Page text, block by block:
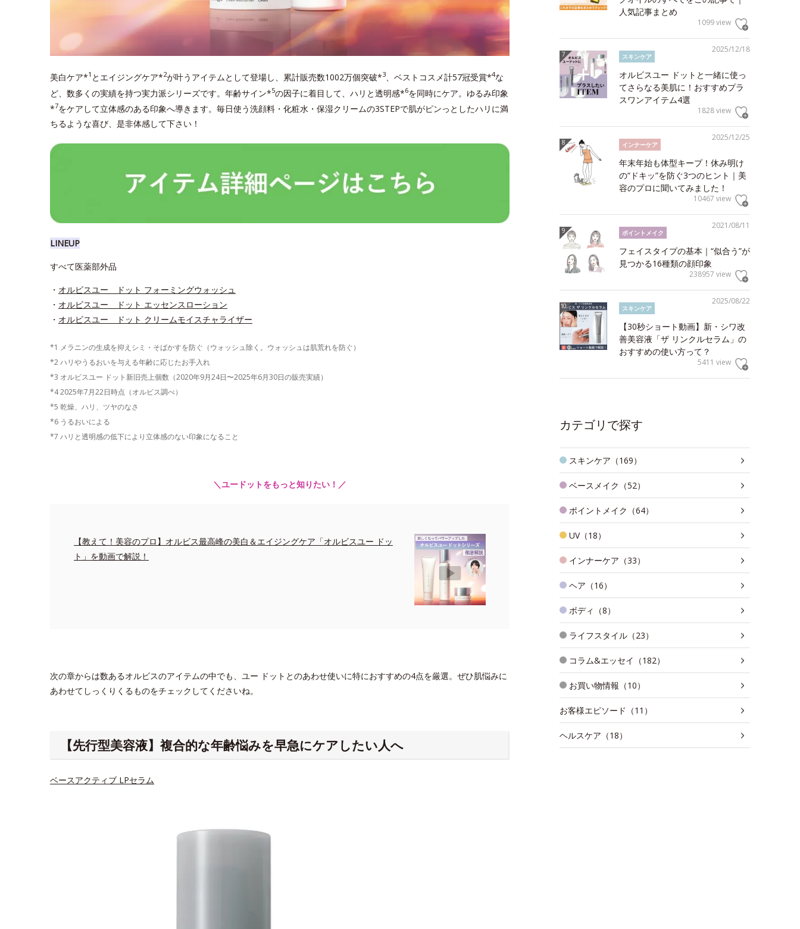
美白ケア*1 とエイジングケア*2が叶うアイテムとして登場し、累計販売数1002万個突破*3 、ベストコスメ計57冠受賞*4な
ど、数多くの実績を持つ実力派シリーズです。年齢サイン*5の因子に着目して、ハリと透明感*6を同時にケア。ゆるみ印象
*7をケアして立体感のある印象へ導きます。毎日使う洗顔料・化粧水・保湿クリームの3STEPで肌がピンっとしたハリに満
ちるような喜び、是非体感して下さい！
LINEUP
すべて医薬部外品
・ オルビスユー ドット フォーミングウォッシュ
・ オルビスユー ドット エッセンスローション
・ オルビスユー ドット クリームモイスチャライザー
*1 メラニンの生成を抑えシミ・そばかすを防ぐ（ウォッシュ除く。ウォッシュは肌荒れを防ぐ）
*2 ハリやうるおいを与える年齢に応じたお手入れ
*3 オルビスユー ドット新旧売上個数（2020年9月24日〜2025年6月30日の販売実績）
*4 2025年7月22日時点（オルビス調べ）
*5 乾燥、ハリ、ツヤのなさ
*6 うるおいによる
*7 ハリと透明感の低下により立体感のない印象になること
＼ユードットをもっと知りたい！／
【教えて！美容のプロ】オルビス最高峰の美白＆エイジングケア「オルビスユー ドッ
ト」を動画で解説！
次の章からは数あるオルビスのアイテムの中でも、ユー ドットとのあわせ使いに特におすすめの4点を厳選。ぜひ肌悩みに
あわせてしっくりくるものをチェックしてくださいね。
【先行型美容液】複合的な年齢悩みを早急にケアしたい人へ
ベースアクティブ LPセラム
人気記事まとめ
1099 view
2025/12/18
スキンケア
オルビスユー ドットと一緒に使っ
てさらなる美肌に！おすすめプラ
スワンアイテム4選
1828 view
2025/12/25
インナーケア
年末年始も体型キープ！休み明け
の“ドキッ”を防ぐ3つのヒント｜美
容のプロに聞いてみました！
10467 view
2021/08/11
ポイントメイク
フェイスタイプの基本｜“似合う”が
見つかる16種類の顔印象
238957 view
2025/08/22
スキンケア
【30秒ショート動画】新・シワ改
善美容液「ザ リンクルセラム」の
おすすめの使い方って？
5411 view
カテゴリで探す
スキンケア（169）
ベースメイク（52）
ポイントメイク（64）
UV（18）
インナーケア（33）
ヘア（16）
ボディ（8）
ライフスタイル（23）
コラム&エッセイ（182）
お買い物情報（10）
お客様エピソード（11）
ヘルスケア（18）